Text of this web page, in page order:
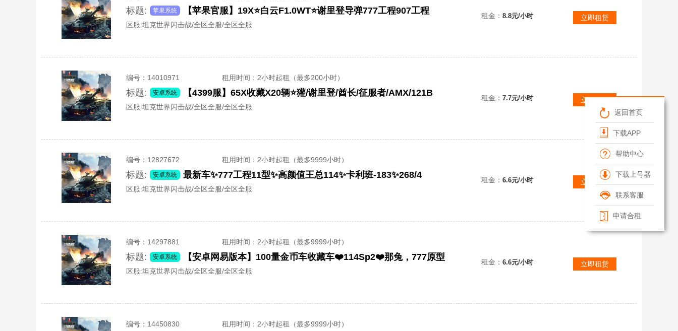
返回首页
下载APP
帮助中心
下载上号器
联系客服
申请合租
标题: 苹果系统 【苹果官服】19X⭐白云F1.0WT⭐谢里登导弹777工程907工程
区服:坦克世界闪击战/全区全服/全区全服
租金： 8.8元/小时 立即租赁
编号： 14010971 租用时间 ：2小时起租（最多200小时）
标题: 安卓系统 【4399服】65X收藏X20辆⭐獾/谢里登/酋长/征服者/AMX/121B
区服:坦克世界闪击战/全区全服/全区全服
租金： 7.7元/小时 立即租赁
编号： 12827672 租用时间 ：2小时起租（最多9999小时）
标题: 安卓系统 最新车✨777工程11型✨高颜值王总114✨卡利班-183✨268/4
区服:坦克世界闪击战/全区全服/全区全服
租金： 6.6元/小时 立即租赁
编号： 14297881 租用时间 ：2小时起租（最多9999小时）
标题: 安卓系统 【安卓网易版本】100量金币车收藏车❤️114Sp2❤️那兔，777原型，绝版50tp原形，便宜租。
区服:坦克世界闪击战/全区全服/全区全服
租金： 6.6元/小时 立即租赁
编号： 14450830 租用时间 ：2小时起租（最多9999小时）